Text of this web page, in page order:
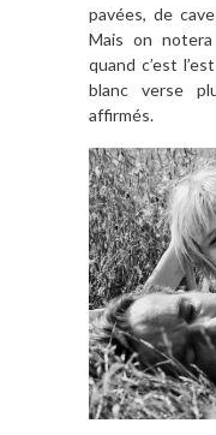
pavées, de
Mais on notera
quand c’est
blanc verse
affirmés.